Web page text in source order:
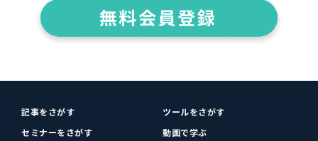
記事をさがす
ツールをさがす
セミナーをさがす
動画で学ぶ